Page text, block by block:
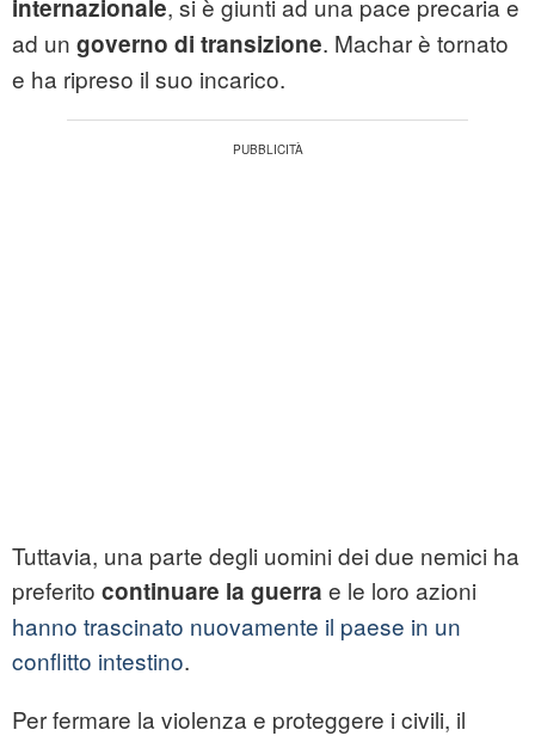
internazionale, si è giunti ad una pace precaria e
ad un governo di transizione. Machar è tornato
e ha ripreso il suo incarico.
Tuttavia, una parte degli uomini dei due nemici ha
preferito continuare la guerra e le loro azioni
hanno trascinato nuovamente il paese in un
conflitto intestino.
Per fermare la violenza e proteggere i civili, il